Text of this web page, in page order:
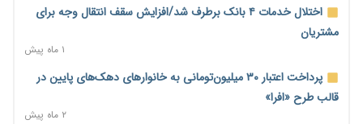
محدودیت تازه برای شبکه بانکی؛ افزایش سپرده قانونی با هدف
کنترل تورم
۱ روز پیش
ترمز تولید خودرو کشیده شد؛ افت ۲۵ درصدی تیراژ ایران‌خودرو،
سایپا و پارس‌خودرو
۱ روز پیش
اختلال خدمات ۴ بانک برطرف شد/افزایش سقف انتقال وجه برای
مشتریان
۱ ماه پیش
پرداخت اعتبار ۳۰ میلیون‌تومانی به خانوارهای دهک‌های پایین در
قالب طرح «افرا»
۲ ماه پیش